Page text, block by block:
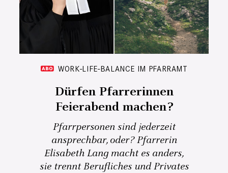
WORK-LIFE-BALANCE IM PFARRAMT
Dürfen Pfarrerinnen
Feierabend machen?
Pfarrpersonen sind jederzeit
ansprechbar, oder? Pfarrerin
Elisabeth Lang macht es anders,
sie trennt Berufliches und Privates